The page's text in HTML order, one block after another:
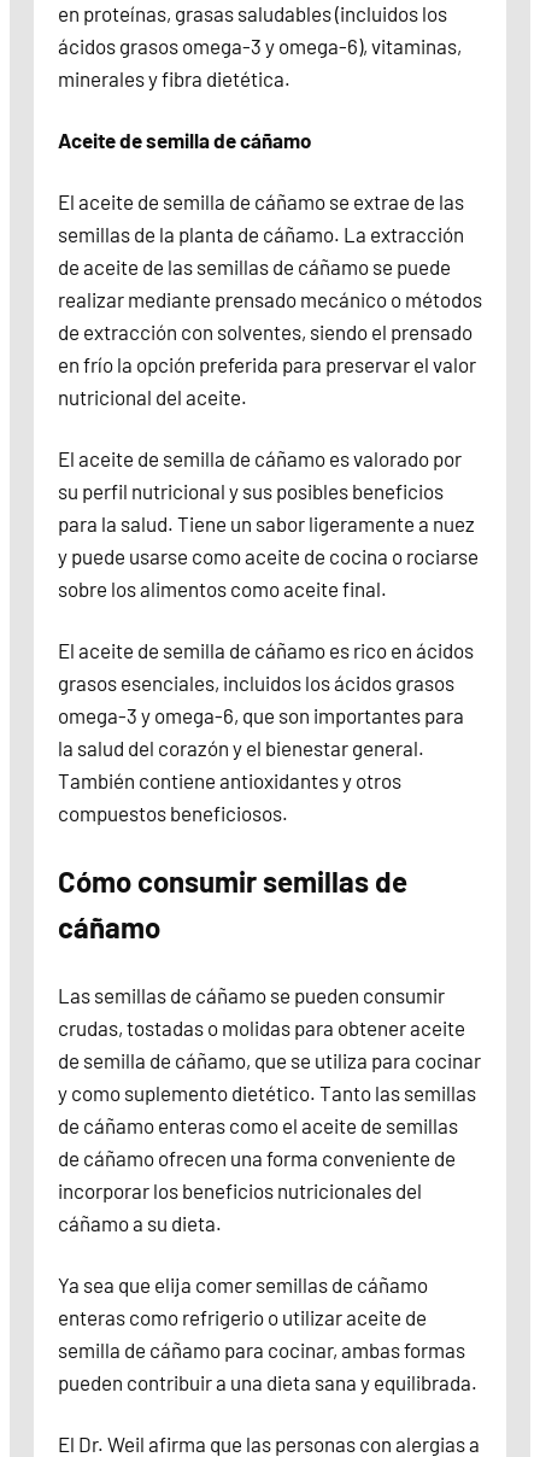
en proteínas, grasas saludables (incluidos los
ácidos grasos omega-3 y omega-6), vitaminas,
minerales y fibra dietética.
Aceite de semilla de cáñamo
El aceite de semilla de cáñamo se extrae de las
semillas de la planta de cáñamo. La extracción
de aceite de las semillas de cáñamo se puede
realizar mediante prensado mecánico o métodos
de extracción con solventes, siendo el prensado
en frío la opción preferida para preservar el valor
nutricional del aceite.
El aceite de semilla de cáñamo es valorado por
su perfil nutricional y sus posibles beneficios
para la salud. Tiene un sabor ligeramente a nuez
y puede usarse como aceite de cocina o rociarse
sobre los alimentos como aceite final.
El aceite de semilla de cáñamo es rico en ácidos
grasos esenciales, incluidos los ácidos grasos
omega-3 y omega-6, que son importantes para
la salud del corazón y el bienestar general.
También contiene antioxidantes y otros
compuestos beneficiosos.
Cómo consumir semillas de
cáñamo
Las semillas de cáñamo se pueden consumir
crudas, tostadas o molidas para obtener aceite
de semilla de cáñamo, que se utiliza para cocinar
y como suplemento dietético. Tanto las semillas
de cáñamo enteras como el aceite de semillas
de cáñamo ofrecen una forma conveniente de
incorporar los beneficios nutricionales del
cáñamo a su dieta.
Ya sea que elija comer semillas de cáñamo
enteras como refrigerio o utilizar aceite de
semilla de cáñamo para cocinar, ambas formas
pueden contribuir a una dieta sana y equilibrada.
El Dr. Weil afirma que las personas con alergias a